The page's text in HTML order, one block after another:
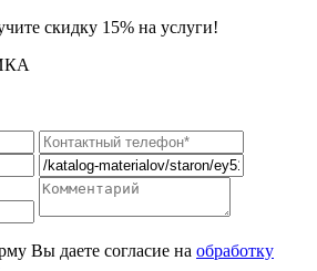
скидку 15% на услуги!
Вы даете согласие на обработку